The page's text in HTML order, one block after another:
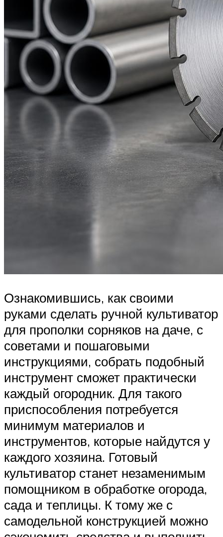
Ознакомившись, как своими
руками сделать ручной культиватор
для прополки сорняков на даче, с
советами и пошаговыми
инструкциями, собрать подобный
инструмент сможет практически
каждый огородник. Для такого
приспособления потребуется
минимум материалов и
инструментов, которые найдутся у
каждого хозяина. Готовый
культиватор станет незаменимым
помощником в обработке огорода,
сада и теплицы. К тому же с
самодельной конструкцией можно